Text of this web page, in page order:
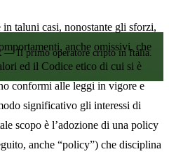
— Il primo operatore cripto in Italia.
in taluni casi, nonostante gli sforzi,
anche omissivi, che
ed il Codice etico di cui si è
conformi alle leggi in vigore e
significativo gli interessi di
scopo è l’adozione di una policy
anche “policy”) che disciplina